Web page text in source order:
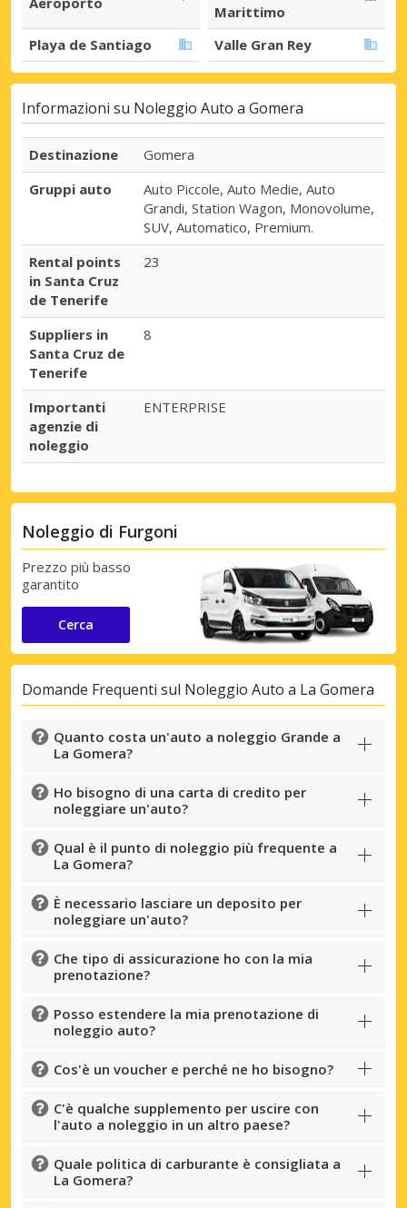
Marittimo
Playa de Santiago
Valle Gran Rey
Informazioni su Noleggio Auto a Gomera
Destinazione
Gomera
Gruppi auto
Auto Piccole, Auto Medie, Auto
Grandi, Station Wagon, Monovolume,
SUV, Automatico, Premium.
Rental points
in Santa Cruz
de Tenerife
23
Suppliers in
Santa Cruz de
Tenerife
8
Importanti
agenzie di
noleggio
ENTERPRISE
Noleggio di Furgoni
Prezzo più basso
garantito
Cerca
Domande Frequenti sul Noleggio Auto a La Gomera
Quanto costa un'auto a noleggio Grande a
La Gomera?
Ho bisogno di una carta di credito per
noleggiare un'auto?
Qual è il punto di noleggio più frequente a
La Gomera?
È necessario lasciare un deposito per
noleggiare un'auto?
Che tipo di assicurazione ho con la mia
prenotazione?
Posso estendere la mia prenotazione di
noleggio auto?
Cos'è un voucher e perché ne ho bisogno?
C'è qualche supplemento per uscire con
l'auto a noleggio in un altro paese?
Quale politica di carburante è consigliata a
La Gomera?